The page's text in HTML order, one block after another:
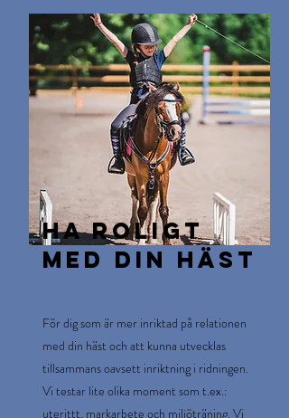
ha roligt
med din häst
För dig som är mer inriktad på relationen
med din häst och att kunna utvecklas
tillsammans oavsett inriktning i ridningen.
Vi testar lite olika moment som t.ex.:
uterittt, markarbete och miljöträning. Vi